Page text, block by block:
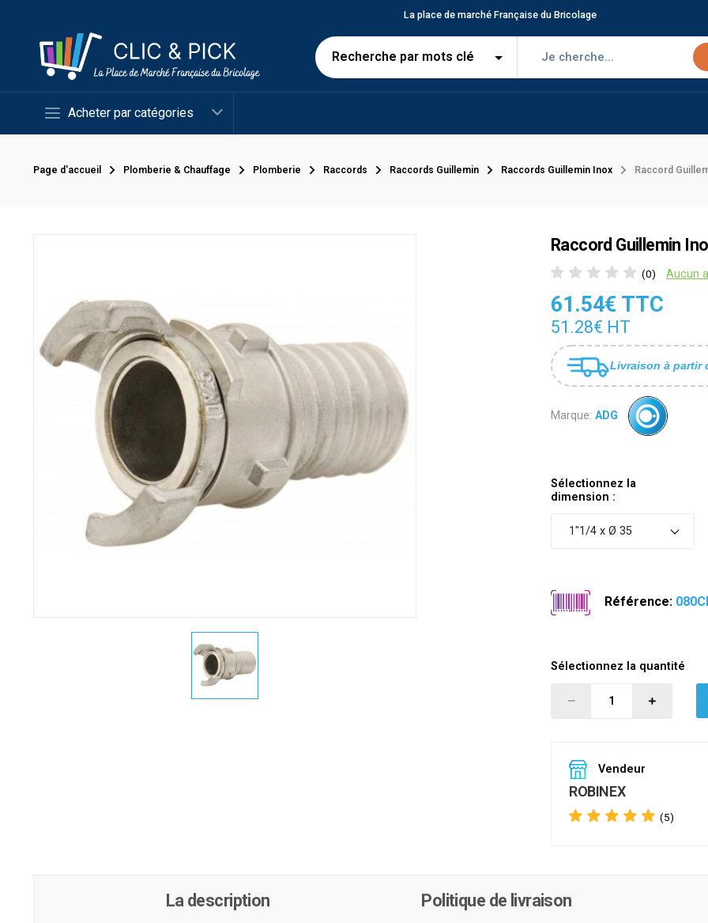
La place de marché Française du Bricolage
Acheter par catégories
Page d'accueil Plomberie & Chauffage Plomberie Raccords Raccords Guillemin Raccords Guillemin Inox Raccord
Raccord Guillemin
(0) Aucun
61.54€ TTC
51.28€ HT
Livraison à partir
Marque: ADG
Sélectionnez la
dimension :
1"1/4 x Ø 35
Référence:
Sélectionnez la quantité
Vendeur
ROBINEX
(5)
La description Politique de livraison